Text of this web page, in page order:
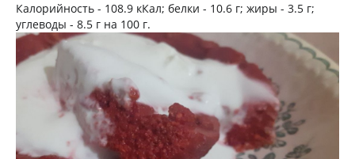
Калорийность - 108.9 кКал; белки - 10.6 г; жиры - 3.5 г;
углеводы - 8.5 г на 100 г.